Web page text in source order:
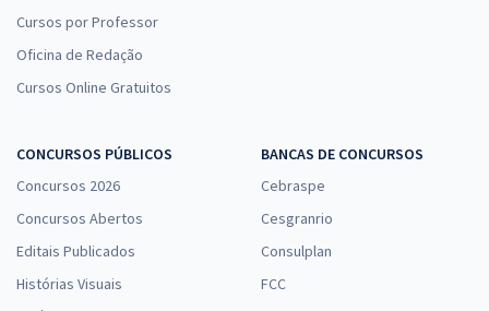
Cursos por Professor
Oficina de Redação
Cursos Online Gratuitos
CONCURSOS PÚBLICOS
Concursos 2026
Concursos Abertos
Editais Publicados
Histórias Visuais
BANCAS DE CONCURSOS
Cebraspe
Cesgranrio
Consulplan
FCC